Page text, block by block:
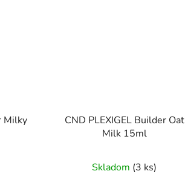
Milky
CND PLEXIGEL Builder Oat
Milk 15ml
Skladom (3 ks)